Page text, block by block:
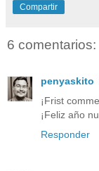
Compartir
6 comentarios:
penyaskito
¡Frist
¡Feliz año
Responder